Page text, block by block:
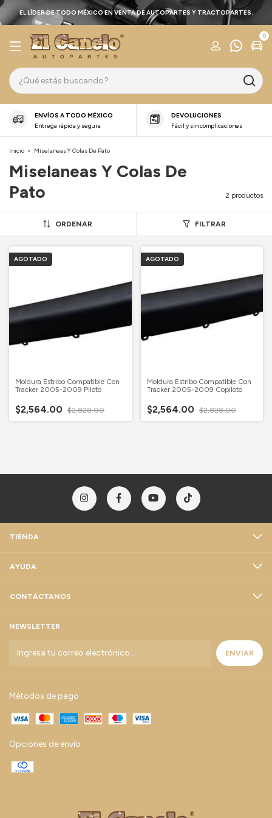
EL LÍDER DE TODO MÉXICO EN VENTA DE AUTOPARTES Y TRACTOPARTES.
0
ENVÍOS A TODO MÉXICO
Entrega rápida y segura
DEVOLUCIONES
Fácil y sin complicaciones
Inicio > Miselaneas Y Colas De Pato
Miselaneas Y Colas De
Pato
2 productos
ORDENAR FILTRAR
AGOTADO
Moldura Estribo Compatible Con
Tracker 2005-2009 Piloto
$2,564.00 $2,828.00
AGOTADO
Moldura Estribo Compatible Con
Tracker 2005-2009 Copiloto
$2,564.00 $2,828.00
TIENDA
AYUDA
CONTÁCTANOS
NEWSLETTER
Métodos de pago
Opciones de envío